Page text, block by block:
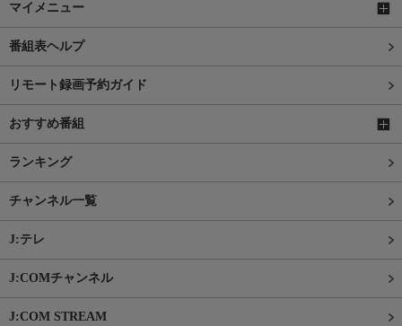
マイメニュー
番組表ヘルプ
リモート録画予約ガイド
おすすめ番組
ランキング
チャンネル一覧
J:テレ
J:COMチャンネル
J:COM STREAM